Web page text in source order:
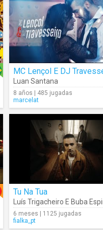
MC Lençol E DJ
Luan Santana
8 años | 485 jugadas
marcelat
Tu Na Tua
Luís Trigacheiro E Buba
6 meses | 1125 jugadas
fialka_pt